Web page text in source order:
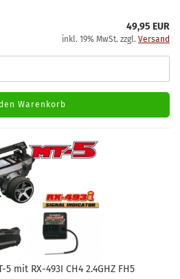
49,95 EUR
inkl. 19% MwSt. zzgl. Versand
Warenkorb
mit RX-493I CH4 2.4GHZ FH5